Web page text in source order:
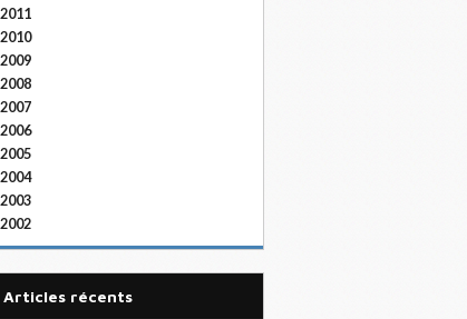
2011
2010
2009
2008
2007
2006
2005
2004
2003
2002
articles récents